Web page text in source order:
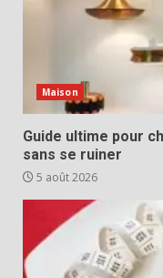
Maison
Guide ultime pour
sans se ruiner
5 août 2026